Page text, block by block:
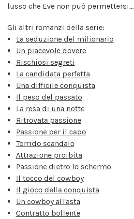
lusso che Eve non può permettersi...
Gli altri romanzi della serie:
La seduzione del milionario
Un piacevole dovere
Rischiosi segreti
La candidata perfetta
Una difficile conquista
Il peso del passato
La resa di una notte
Ritrovata passione
Passione per il capo
Torrido scandalo
Attrazione proibita
Passione dietro lo schermo
Il tocco del cowboy
Il gioco della conquista
Un cowboy all'asta
Contratto bollente